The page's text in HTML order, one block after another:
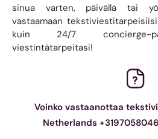
sinua varten, päivällä tai
vastaamaan
kuin 24/7 concierge-
viestintätarpeitasi!
Voinko vastaanottaa
Netherlands